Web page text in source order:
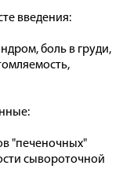
введения:
боль в груди,
"печеночных"
сывороточной